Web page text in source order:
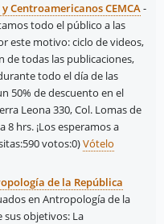
Centroamericanos CEMCA-
todo el público a las
este motivo: ciclo de videos,
de todas las publicaciones,
todo el día de las
50% de descuento en el
Leona 330, Col. Lomas de
8 hrs. ¡Los esperamos a
votos:0)Vótelo
de la República
en Antropología de la
sus objetivos: La